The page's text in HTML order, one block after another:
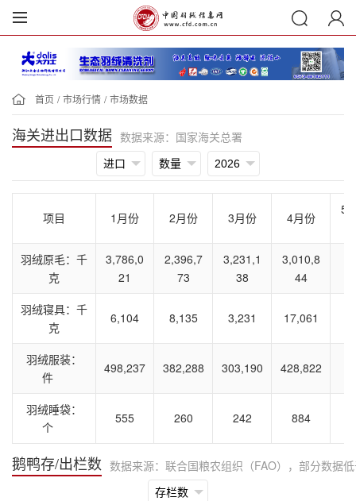
首页 / 市场行情 / 市场数据
海关进出口数据 数据来源：国家海关总署
项目 1月份 2月份 3月份 4月份
5
羽绒原毛：千
克
3,786,0
21
2,396,7
73
3,231,1
38
3,010,8
44
羽绒寝具：千
克
6,104 8,135 3,231 17,061
羽绒服装：
件
498,237 382,288 303,190 428,822
羽绒睡袋：
个
555 260 242 884
鹅鸭存/出栏数 数据来源：联合国粮农组织（FAO），部分数据